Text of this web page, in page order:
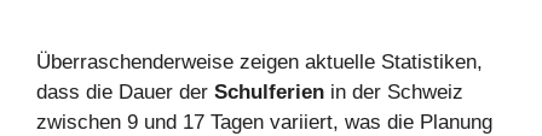
Überraschenderweise zeigen aktuelle Statistiken,
dass die Dauer der Schulferien in der Schweiz
zwischen 9 und 17 Tagen variiert, was die Planung